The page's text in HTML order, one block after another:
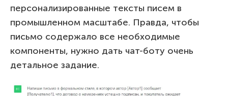
персонализированные тексты писем в
промышленном масштабе. Правда, чтобы
письмо содержало все необходимые
компоненты, нужно дать чат-боту очень
детальное задание.